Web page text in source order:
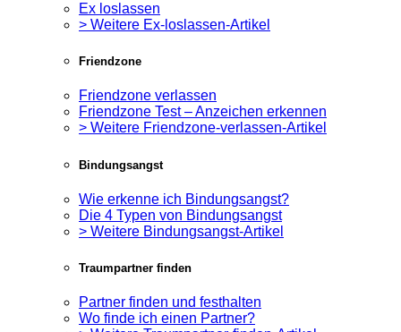
Ex loslassen
> Weitere Ex-loslassen-Artikel
Friendzone
Friendzone verlassen
Friendzone Test – Anzeichen erkennen
> Weitere Friendzone-verlassen-Artikel
Bindungsangst
Wie erkenne ich Bindungsangst?
Die 4 Typen von Bindungsangst
> Weitere Bindungsangst-Artikel
Traumpartner finden
Partner finden und festhalten
Wo finde ich einen Partner?